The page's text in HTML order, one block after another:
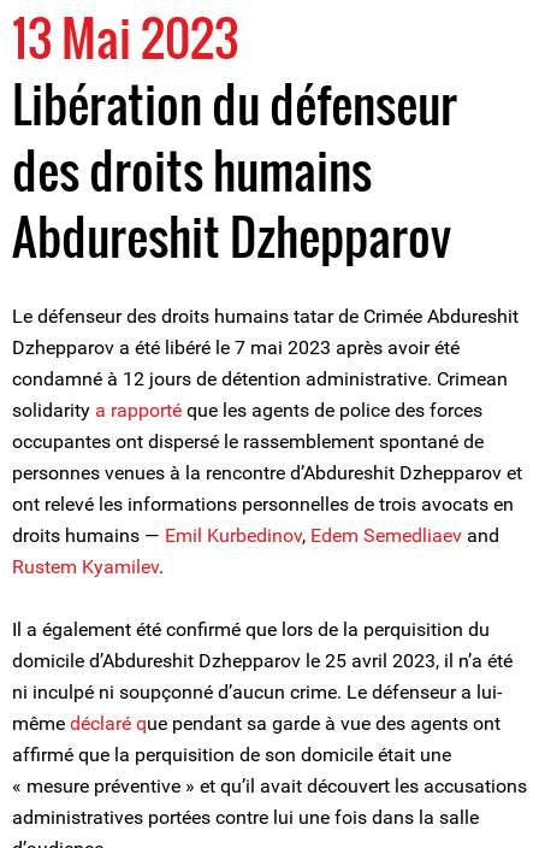
13 Mai 2023
Libération du défenseur
des droits humains
Abdureshit Dzhepparov
Le défenseur des droits humains tatar de Crimée Abdureshit
Dzhepparov a été libéré le 7 mai 2023 après avoir été
condamné à 12 jours de détention administrative. Crimean
solidarity a rapporté que les agents de police des forces
occupantes ont dispersé le rassemblement spontané de
personnes venues à la rencontre d’Abdureshit Dzhepparov et
ont relevé les informations personnelles de trois avocats en
droits humains — Emil Kurbedinov, Edem Semedliaev and
Rustem Kyamilev.
Il a également été confirmé que lors de la perquisition du
domicile d’Abdureshit Dzhepparov le 25 avril 2023, il n’a été
ni inculpé ni soupçonné d’aucun crime. Le défenseur a lui-
même déclaré que pendant sa garde à vue des agents ont
affirmé que la perquisition de son domicile était une
« mesure préventive » et qu’il avait découvert les accusations
administratives portées contre lui une fois dans la salle